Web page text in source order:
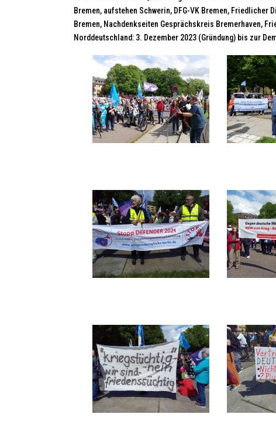
Bremen, aufstehen Schwerin, DFG-VK Bremen,
Bremen, Nachdenkseiten Gesprächskreis Bremerhaven,
Norddeutschland: 3. Dezember 2023 (Gründung) bis zur